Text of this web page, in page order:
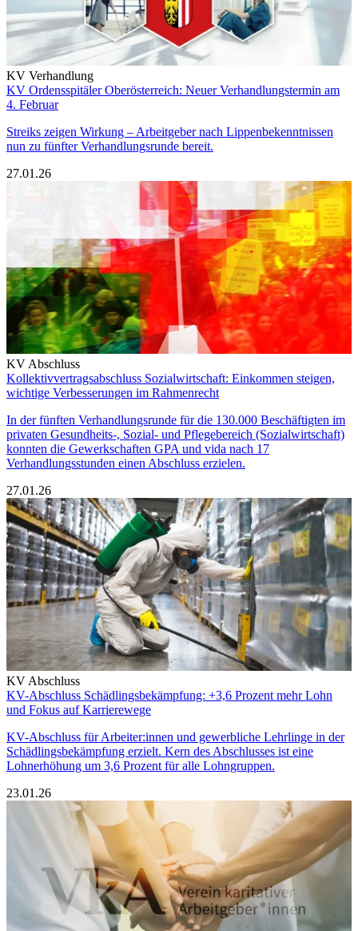
KV Verhandlung
KV Ordensspitäler Oberösterreich: Neuer Verhandlungstermin am
4. Februar
Streiks zeigen Wirkung – Arbeitgeber nach Lippenbekenntnissen
nun zu fünfter Verhandlungsrunde bereit.
27.01.26
KV Abschluss
Kollektivvertragsabschluss Sozialwirtschaft: Einkommen steigen,
wichtige Verbesserungen im Rahmenrecht
In der fünften Verhandlungsrunde für die 130.000 Beschäftigten im
privaten Gesundheits-, Sozial- und Pflegebereich (Sozialwirtschaft)
konnten die Gewerkschaften GPA und vida nach 17
Verhandlungsstunden einen Abschluss erzielen.
27.01.26
KV Abschluss
KV-Abschluss Schädlingsbekämpfung: +3,6 Prozent mehr Lohn
und Fokus auf Karrierewege
KV-Abschluss für Arbeiter:innen und gewerbliche Lehrlinge in der
Schädlingsbekämpfung erzielt. Kern des Abschlusses ist eine
Lohnerhöhung um 3,6 Prozent für alle Lohngruppen.
23.01.26